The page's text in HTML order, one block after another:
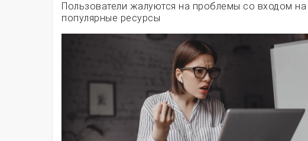
Пользователи жалуются на проблемы со входом на
популярные ресурсы